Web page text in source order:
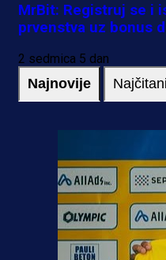
MrBit: Registruj se i
prvenstva uz bonus
2 sedmica 5 dan
Najnovije